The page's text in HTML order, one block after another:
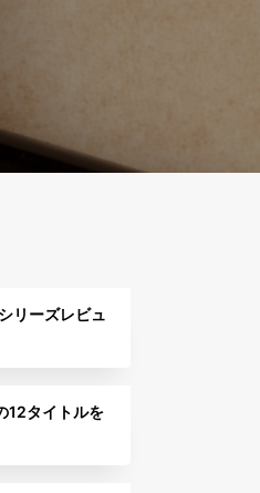
リーズレビュ
12タイトルを